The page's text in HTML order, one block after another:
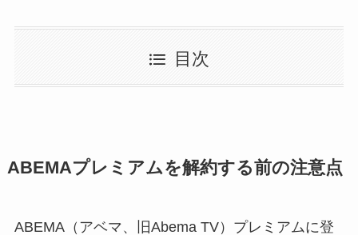
目次
ABEMAプレミアムを解約する前の注意点
ABEMA（アベマ、旧Abema TV）プレミアムに登